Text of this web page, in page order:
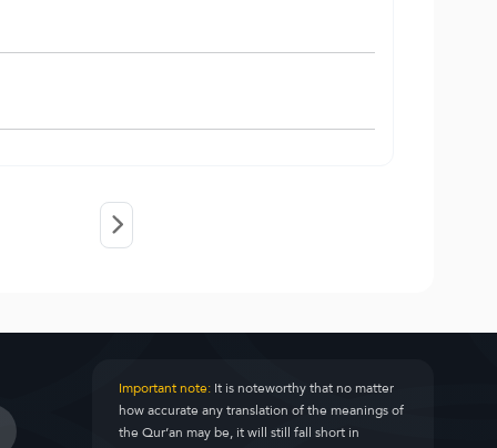
Important note:It is noteworthy that no matter
how accurate any translation of the meanings of
the Qur’an may be, it will still fall short in